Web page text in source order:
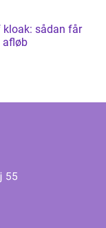
sådan får
afløb